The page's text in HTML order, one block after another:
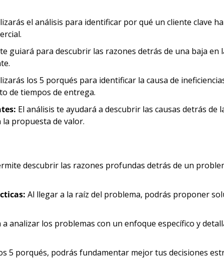
el análisis para identificar por qué un cliente clave
guiará para descubrir las razones detrás de una baja en
los 5 porqués para identificar la causa de
de tiempos de entrega.
El análisis te ayudará a descubrir las causas detrás de
propuesta de valor.
descubrir las razones profundas detrás de un
Al llegar a la raíz del problema, podrás proponer
analizar los problemas con un enfoque específico y
5 porqués, podrás fundamentar mejor tus decisiones